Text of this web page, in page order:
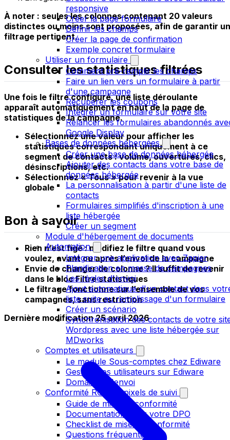
responsive
Créer la page formulaire
Définir les champs
Créer la page de confirmation
Exemple concret formulaire
Utiliser un formulaire
Comment pré-remplir les champs
Faire un lien vers un formulaire à partir
d'une campagne
Récupérer les coupons
Intégrer un formulaire sur votre site
Relancer les formulaires abandonnés
Google Display
Bases de données hébergées
Créer une base de données hébergée
Ajouter des contacts dans votre base de
données hébergée
La personnalisation à partir d'une liste de
contacts
Formulaires simplifiés d'inscription à une
liste hébergée
Créer un segment
Module d'hébergement de documents
Automation
Intégrer une application avec Zapier
Planification en masse de campagnes
Les règles d'envoi
Ajout automatique d'un contact dans
liste suite au remplissage d'un formulaire
Créer un scénario
Synchronisation des contacts de votre
Wordpress avec une liste hébergée sur
MDworks
Comptes et utilisateurs
Le module Sous-comptes chez Ediware
Gestion des utilisateurs sur Ediware
Domaines d'envoi
Conformité RGPD - pixels de suivi
Guide de mise en conformité
Documentation pour votre DPO
Checklist de mise en conformité
Questions fréquentes
À noter : seules les colonnes contenant 20 valeurs
distinctes ou moins sont proposées, afin de garantir un
filtrage pertinent.
Consulter les statistiques filtrées
Une fois le filtre configuré, une liste déroulante
apparaît automatiquement en haut de la page de
statistiques de la campagne.
Sélectionnez une valeur pour afficher les
statistiques correspondant uniquement à ce
segment de contacts : volume, ouvertures, clics,
désinscriptions, etc.
Sélectionnez « Tous »pour revenir à la vue
globale
Bon à savoir
Rien n’est figé : modifiez le filtre quand vous
voulez, avant ou après l’envoi de la campagne
Envie de changer de colonne ? Il suffit de revenir
dans le bloc Filtre statistiques
Le filtrage fonctionne sur l’ensemble de vos
campagnes, sans restriction
Dernière modification25 avril 2026